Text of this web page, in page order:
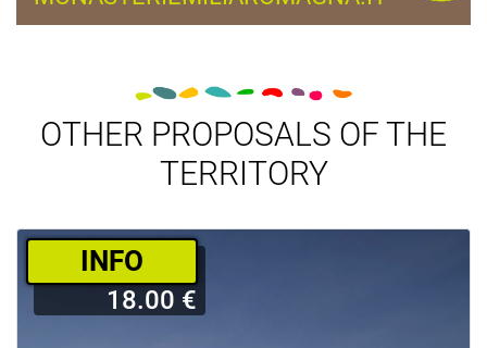
OTHER PROPOSALS OF THE
TERRITORY
­INFO
18.00 €